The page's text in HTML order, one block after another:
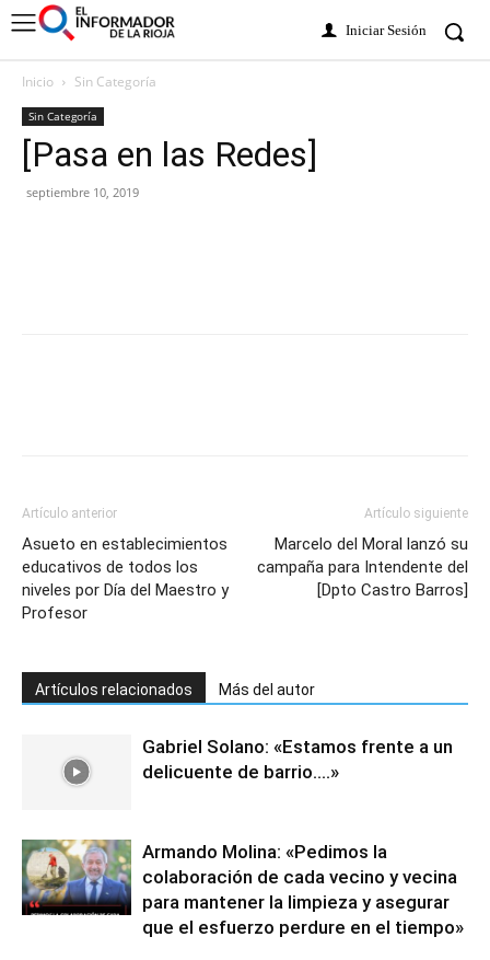
Iniciar Sesión
Inicio Sin Categoría
Sin Categoría
[Pasa en las Redes]
septiembre 10, 2019
Artículo anterior
Asueto en establecimientos
educativos de todos los
niveles por Día del Maestro y
Profesor
Artículo siguiente
Marcelo del Moral lanzó su
campaña para Intendente del
[Dpto Castro Barros]
Artículos relacionados Más del autor
Gabriel Solano: «Estamos frente a un
delicuente de barrio….»
Armando Molina: «Pedimos la
colaboración de cada vecino y vecina
para mantener la limpieza y asegurar
que el esfuerzo perdure en el tiempo»